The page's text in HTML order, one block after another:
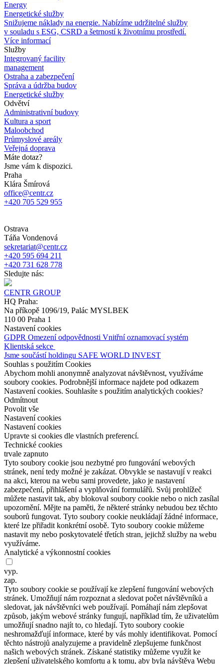
Energy
Energetické služby
Snižujeme náklady na energie. Nabízíme udržitelné služby
v souladu s ESG, CSRD a šetrností k životnímu prostředí.
Více informací
Služby
Integrovaný facility
management
Ostraha a zabezpečení
Správa a údržba budov
Energetické služby
Odvětví
Administrativní budovy
Kultura a sport
Maloobchod
Průmyslové areály
Veřejná doprava
Máte dotaz?
Jsme vám k dispozici.
Praha
Klára Šmírová
office@centr.cz
+420 705 529 955
Ostrava
Táňa Vondenová
sekretariat@centr.cz
+420 595 694 211
+420 731 628 778
Sledujte nás:
CENTR GROUP
HQ Praha:
Na příkopě 1096/19, Palác MYSLBEK
110 00 Praha 1
Nastavení cookies
GDPR Omezení odpovědnosti Vnitřní oznamovací systém
Klientská sekce
Jsme součástí holdingu SAFE WORLD INVEST
Souhlas s použitím Cookies
Abychom mohli anonymně analyzovat návštěvnost, využíváme
soubory cookies. Podrobnější informace najdete pod odkazem
Nastavení cookies. Souhlasíte s použitím analytických cookies?
Odmítnout
Povolit vše
Nastavení cookies
Nastavení cookies
Upravte si cookies dle vlastních preferencí.
Technické cookies
trvale zapnuto
Tyto soubory cookie jsou nezbytné pro fungování webových
stránek, není tedy možné je zakázat. Obvykle se nastavují v reakci
na akci, kterou na webu sami provedete, jako je nastavení
zabezpečení, přihlášení a vyplňování formulářů. Svůj prohlížeč
můžete nastavit tak, aby blokoval soubory cookie nebo o nich zasílal
upozornění. Mějte na paměti, že některé stránky nebudou bez těchto
souborů fungovat. Tyto soubory cookie neukládají žádné informace,
které lze přiřadit konkrétní osobě. Tyto soubory cookie můžeme
nastavit my nebo poskytovatelé třetích stran, jejichž služby na webu
využíváme.
Analytické a výkonnostní cookies
vyp.
zap.
Tyto soubory cookie se používají ke zlepšení fungování webových
stránek. Umožňují nám rozpoznat a sledovat počet návštěvníků a
sledovat, jak návštěvníci web používají. Pomáhají nám zlepšovat
způsob, jakým webové stránky fungují, například tím, že uživatelům
umožňují snadno najít to, co hledají. Tyto soubory cookie
neshromažďují informace, které by vás mohly identifikovat. Pomocí
těchto nástrojů analyzujeme a pravidelně zlepšujeme funkčnost
našich webových stránek. Získané statistiky můžeme využít ke
zlepšení uživatelského komfortu a k tomu, aby byla návštěva Webu